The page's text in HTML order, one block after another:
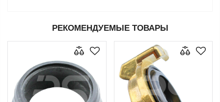
РЕКОМЕНДУЕМЫЕ ТОВАРЫ